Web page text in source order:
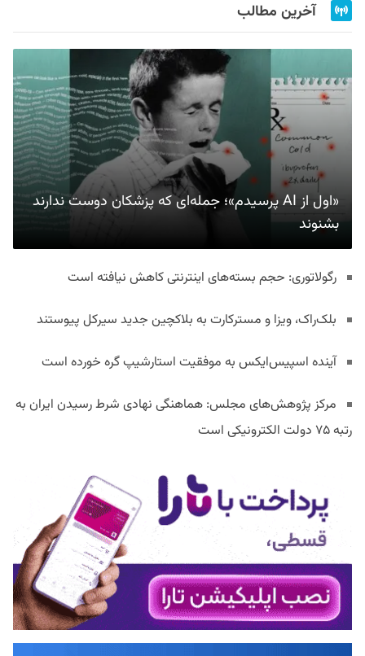
آخرین مطالب
«اول از AI پرسیدم»؛ جمله‌ای که پزشکان دوست ندارند
بشنوند
رگولاتوری: حجم بسته‌های اینترنتی کاهش نیافته است
بلک‌راک، ویزا و مسترکارت به بلاکچین جدید سیرکل پیوستند
آینده اسپیس‌ایکس به موفقیت استارشیپ گره خورده است
مرکز پژوهش‌های مجلس: هماهنگی نهادی شرط رسیدن ایران به
رتبه ۷۵ دولت الکترونیکی است